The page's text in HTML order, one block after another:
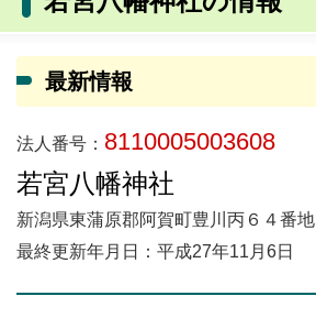
最新情報
法人番号： 8110005003608
若宮八幡神社
新潟県東蒲原郡阿賀町豊川丙６４番地
最終更新年月日：平成27年11月6日